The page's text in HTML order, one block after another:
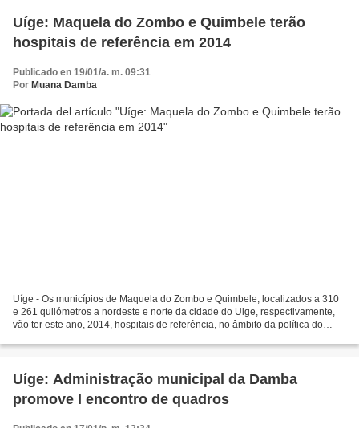
Uíge: Maquela do Zombo e Quimbele terão
hospitais de referência em 2014
Publicado en 19/01/a. m. 09:31
Por Muana Damba
Uíge - Os municípios de Maquela do Zombo e Quimbele, localizados a 310
e 261 quilómetros a nordeste e norte da cidade do Uige, respectivamente,
vão ter este ano, 2014, hospitais de referência, no âmbito da política do
Uíge: Administração municipal da Damba
promove I encontro de quadros